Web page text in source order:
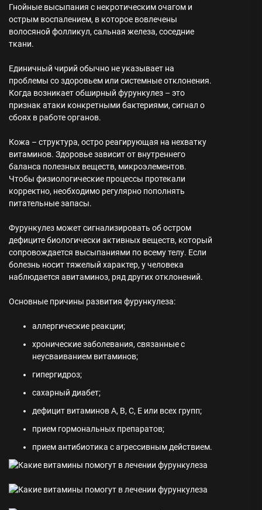
Гнойные высыпания с некротическим очагом и
острым воспалением, в которое вовлечены
волосяной фолликул, сальная железа, соседние
ткани.
Единичный чирий обычно не указывает на
проблемы со здоровьем или системные отклонения.
Когда возникает обширный фурункулез – это
признак атаки конкретными бактериями, сигнал о
сбоях в работе органов.
Кожа – структура, остро реагирующая на нехватку
витаминов. Здоровье зависит от внутреннего
баланса полезных веществ, микроэлементов.
Чтобы физиологические процессы протекали
корректно, необходимо регулярно пополнять
питательные запасы.
Фурункулез может сигнализировать об остром
дефиците биологически активных веществ, который
сопровождается высыпаниями по всему телу. Если
болезнь носит тяжелый характер, у человека
наблюдается авитаминоз, ряд других отклонений.
Основные причины развития фурункулеза:
аллергические реакции;
хронические заболевания, связанные с
неусваиванием витаминов;
гипергидроз;
сахарный диабет;
дефицит витаминов А, В, С, Е или всех групп;
прием гормональных препаратов;
прием антибиотика с агрессивным действием.